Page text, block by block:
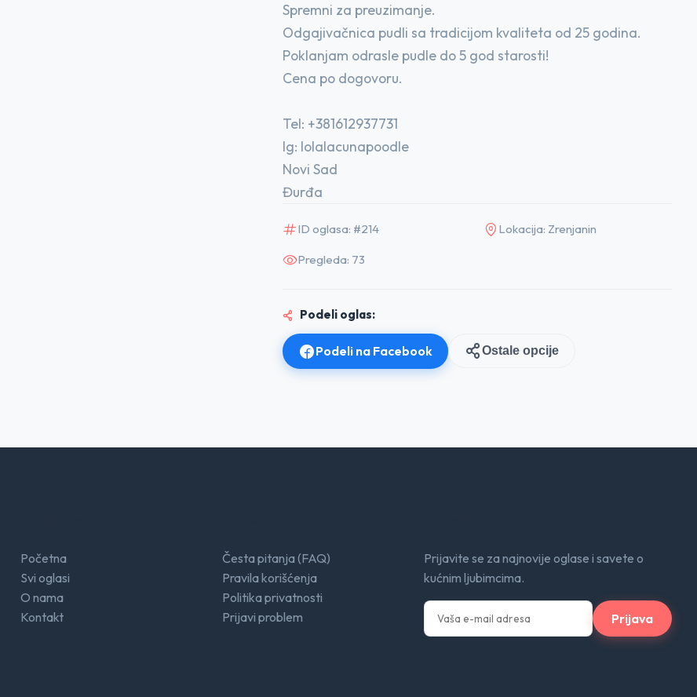
Spremni za preuzimanje.
Odgajivačnica pudli sa tradicijom kvaliteta od 25 godina.
Poklanjam odrasle pudle do 5 god starosti!
Cena po dogovoru.
Tel: +381612937731
Ig: lolalacunapoodle
Novi Sad
Đurđa
ID oglasa: #214 Lokacija: Zrenjanin
Pregleda: 73
Podeli oglas:
Podeli na Facebook Ostale opcije
Početna
Svi oglasi
O nama
Kontakt
Česta pitanja (FAQ)
Pravila korišćenja
Politika privatnosti
Prijavi problem
Prijavite se za najnovije oglase i savete o
kućnim ljubimcima.
Prijava